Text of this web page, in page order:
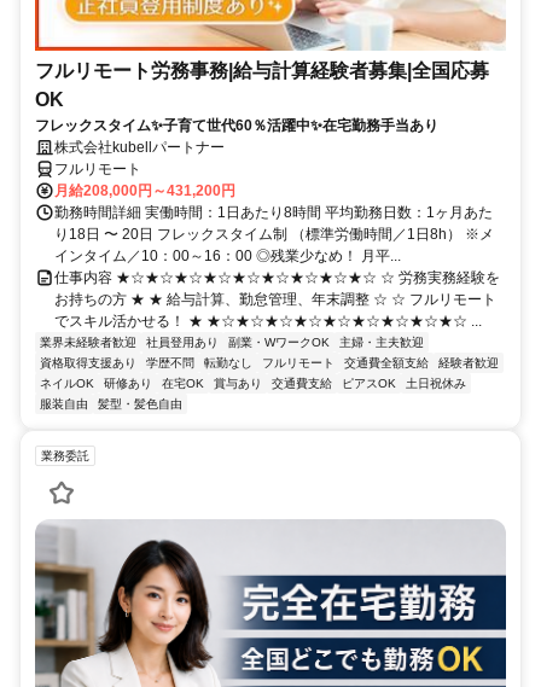
フルリモート労務事務|給与計算経験者募集|全国応募
OK
フレックスタイム✨子育て世代60％活躍中✨在宅勤務手当あり
株式会社kubellパートナー
フルリモート
月給208,000円～431,200円
勤務時間詳細 実働時間：1日あたり8時間 平均勤務日数：1ヶ月あた
り18日 〜 20日 フレックスタイム制 （標準労働時間／1日8h） ※メ
インタイム／10：00～16：00 ◎残業少なめ！ 月平...
仕事内容 ★☆★☆★☆★☆★☆★☆★☆★☆★☆ ☆ 労務実務経験を
お持ちの方 ★ ★ 給与計算、勤怠管理、年末調整 ☆ ☆ フルリモート
でスキル活かせる！ ★ ★☆★☆★☆★☆★☆★☆★☆★☆★☆ ...
業界未経験者歓迎 社員登用あり 副業・WワークOK
主婦・主夫歓迎
資格取得支援あり
学歴不問 転勤なし フルリモート 交通費全額支給
経験者歓迎
ネイルOK
研修あり 在宅OK 賞与あり 交通費支給 ピアスOK
土日祝休み
服装自由
髪型・髪色自由
業務委託